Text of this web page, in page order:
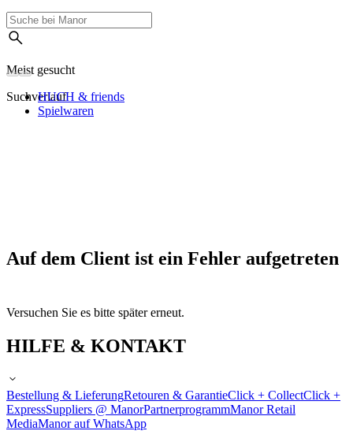
Meist gesucht
SuchverlaufHUCH & friends
Spielwaren
Auf dem Client ist ein Fehler aufgetreten
Versuchen Sie es bitte später erneut.
HILFE & KONTAKT
Bestellung & LieferungRetouren & GarantieClick + CollectClick +
ExpressSuppliers @ ManorPartnerprogrammManor Retail
MediaManor auf WhatsApp